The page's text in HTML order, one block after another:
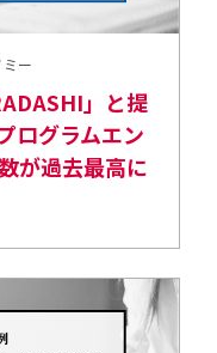
ー
」と提
ログラムエン
が過去最高に